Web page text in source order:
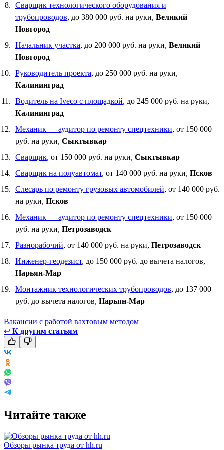
Сварщик технологического оборудования и
трубопроводов, до 380 000 руб. на руки, Великий
Новгород
Начальник участка, до 200 000 руб. на руки, Великий
Новгород
Руководитель проекта, до 250 000 руб. на руки,
Калининград
Водитель на Iveco с площадкой, до 245 000 руб. на руки,
Калининград
Механик — аудитор по ремонту спецтехники, от 150 000
руб. на руки, Сыктывкар
Сварщик, от 150 000 руб. на руки, Сыктывкар
Сварщик на полуавтомат, от 140 000 руб. на руки, Псков
Слесарь по ремонту грузовых автомобилей, от 140 000 руб.
на руки, Псков
Механик — аудитор по ремонту спецтехники, от 150 000
руб. на руки, Петрозаводск
Разнорабочий, от 140 000 руб. на руки, Петрозаводск
Инженер-геодезист, до 150 000 руб. до вычета налогов,
Нарьян-Мар
Монтажник технологических трубопроводов, до 137 000
руб. до вычета налогов, Нарьян-Мар
Вакансии с работой вахтовым методом
↩ К другим статьям
Читайте также
Обзоры рынка труда от hh.ru